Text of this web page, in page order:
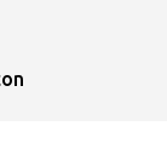
il presidente